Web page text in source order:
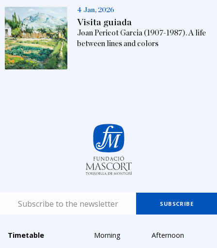
4 Jan, 2026
Visita guiada
Joan Pericot Garcia (1907-1987). A life
between lines and colors
Timetable Morning
Afternoon